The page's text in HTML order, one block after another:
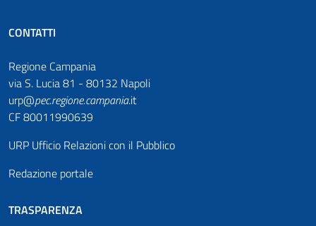
CONTATTI
Regione Campania
via S. Lucia 81 - 80132 Napoli
urp@pec.regione.campania.it
CF 80011990639
URP Ufficio Relazioni con il Pubblico
Redazione portale
TRASPARENZA